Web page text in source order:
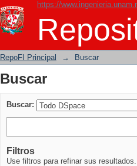
https://
Buscar
RepoFI Principal → Buscar
Buscar
Buscar:
Filtros
Use filtros para refinar sus resultados.